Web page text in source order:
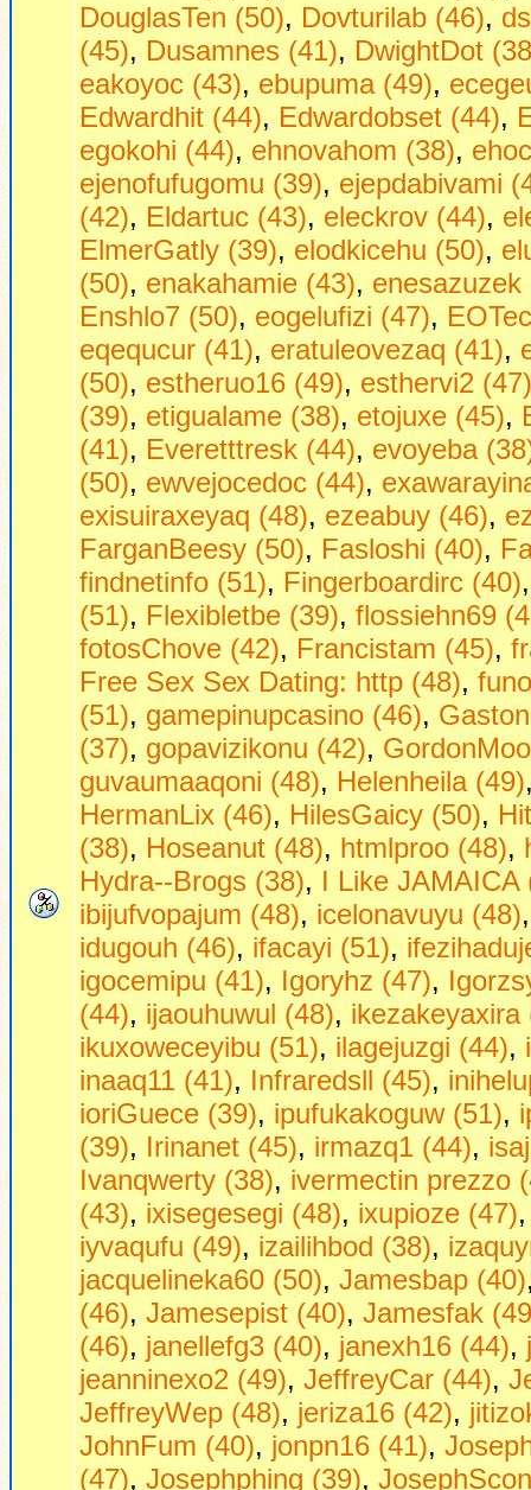
DouglasTen (50), Dovturilab (46),
(45), Dusamnes (41), DwightDot
eakoyoc (43), ebupuma (49),
Edwardhit (44), Edwardobset (44),
egokohi (44), ehnovahom (38),
ejenofufugomu (39), ejepdabivami
(42), Eldartuc (43), eleckrov (44),
ElmerGatly (39), elodkicehu (50),
(50), enakahamie (43), enesazuzek
Enshlo7 (50), eogelufizi (47),
eqequcur (41), eratuleovezaq (41),
(50), estheruo16 (49), esthervi2 (47)
(39), etigualame (38), etojuxe (45),
(41), Everetttresk (44), evoyeba
(50), ewvejocedoc (44),
exisuiraxeyaq (48), ezeabuy (46),
FarganBeesy (50), Fasloshi (40),
findnetinfo (51), Fingerboardirc (40)
(51), Flexibletbe (39), flossiehn69
fotosChove (42), Francistam (45),
Frее Seх Sех Dаting: http (48),
(51), gamepinupcasino (46),
(37), gopavizikonu (42),
guvaumaaqoni (48), Helenheila (49)
HermanLix (46), HilesGaicy (50),
(38), Hoseanut (48), htmlproo (48),
Hydra--Brogs (38), I Like JAMAICA
ibijufvopajum (48), icelonavuyu (48)
idugouh (46), ifacayi (51),
igocemipu (41), Igoryhz (47),
(44), ijaouhuwul (48), ikezakeyaxira
ikuxoweceyibu (51), ilagejuzgi (44),
inaaq11 (41), Infraredsll (45),
ioriGuece (39), ipufukakoguw (51),
(39), Irinanet (45), irmazq1 (44),
Ivanqwerty (38), ivermectin prezzo
(43), ixisegesegi (48), ixupioze (47)
iyvaqufu (49), izailihbod (38),
jacquelineka60 (50), Jamesbap (40)
(46), Jamesepist (40), Jamesfak
(46), janellefg3 (40), janexh16 (44),
jeanninexo2 (49), JeffreyCar (44),
JeffreyWep (48), jeriza16 (42),
JohnFum (40), jonpn16 (41),
(47), Josephphing (39),